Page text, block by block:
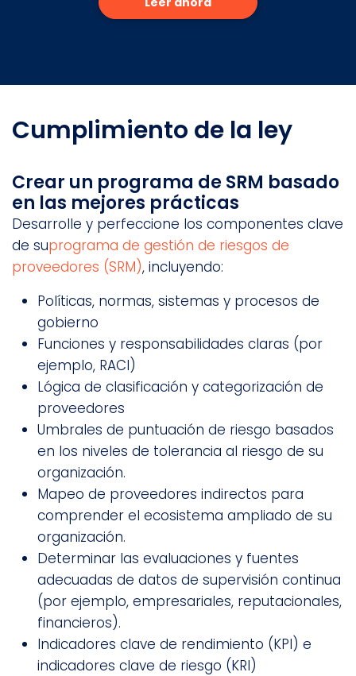
Cumplimiento de la ley
Crear un programa de SRM basado
en las mejores prácticas
Desarrolle y perfeccione los componentes clave
de suprograma de gestión de riesgos de
proveedores (SRM), incluyendo:
Políticas, normas, sistemas y procesos de
gobierno
Funciones y responsabilidades claras (por
ejemplo, RACI)
Lógica de clasificación y categorización de
proveedores
Umbrales de puntuación de riesgo basados
en los niveles de tolerancia al riesgo de su
organización.
Mapeo de proveedores indirectos para
comprender el ecosistema ampliado de su
organización.
Determinar las evaluaciones y fuentes
adecuadas de datos de supervisión continua
(por ejemplo, empresariales, reputacionales,
financieros).
Indicadores clave de rendimiento (KPI) e
indicadores clave de riesgo (KRI)